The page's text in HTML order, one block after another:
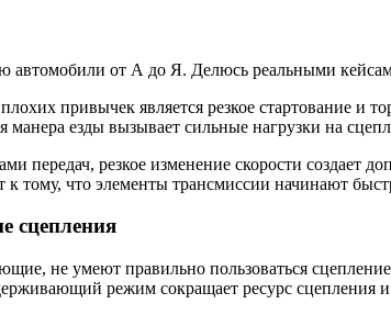
автомобили от А до Я. Делюсь реальными
привычек является резкое стартование и
манера езды вызывает сильные нагрузки на
передач, резкое изменение скорости создает
к тому, что элементы трансмиссии начинают
сцепления
не умеют правильно пользоваться
режим сокращает ресурс сцепления